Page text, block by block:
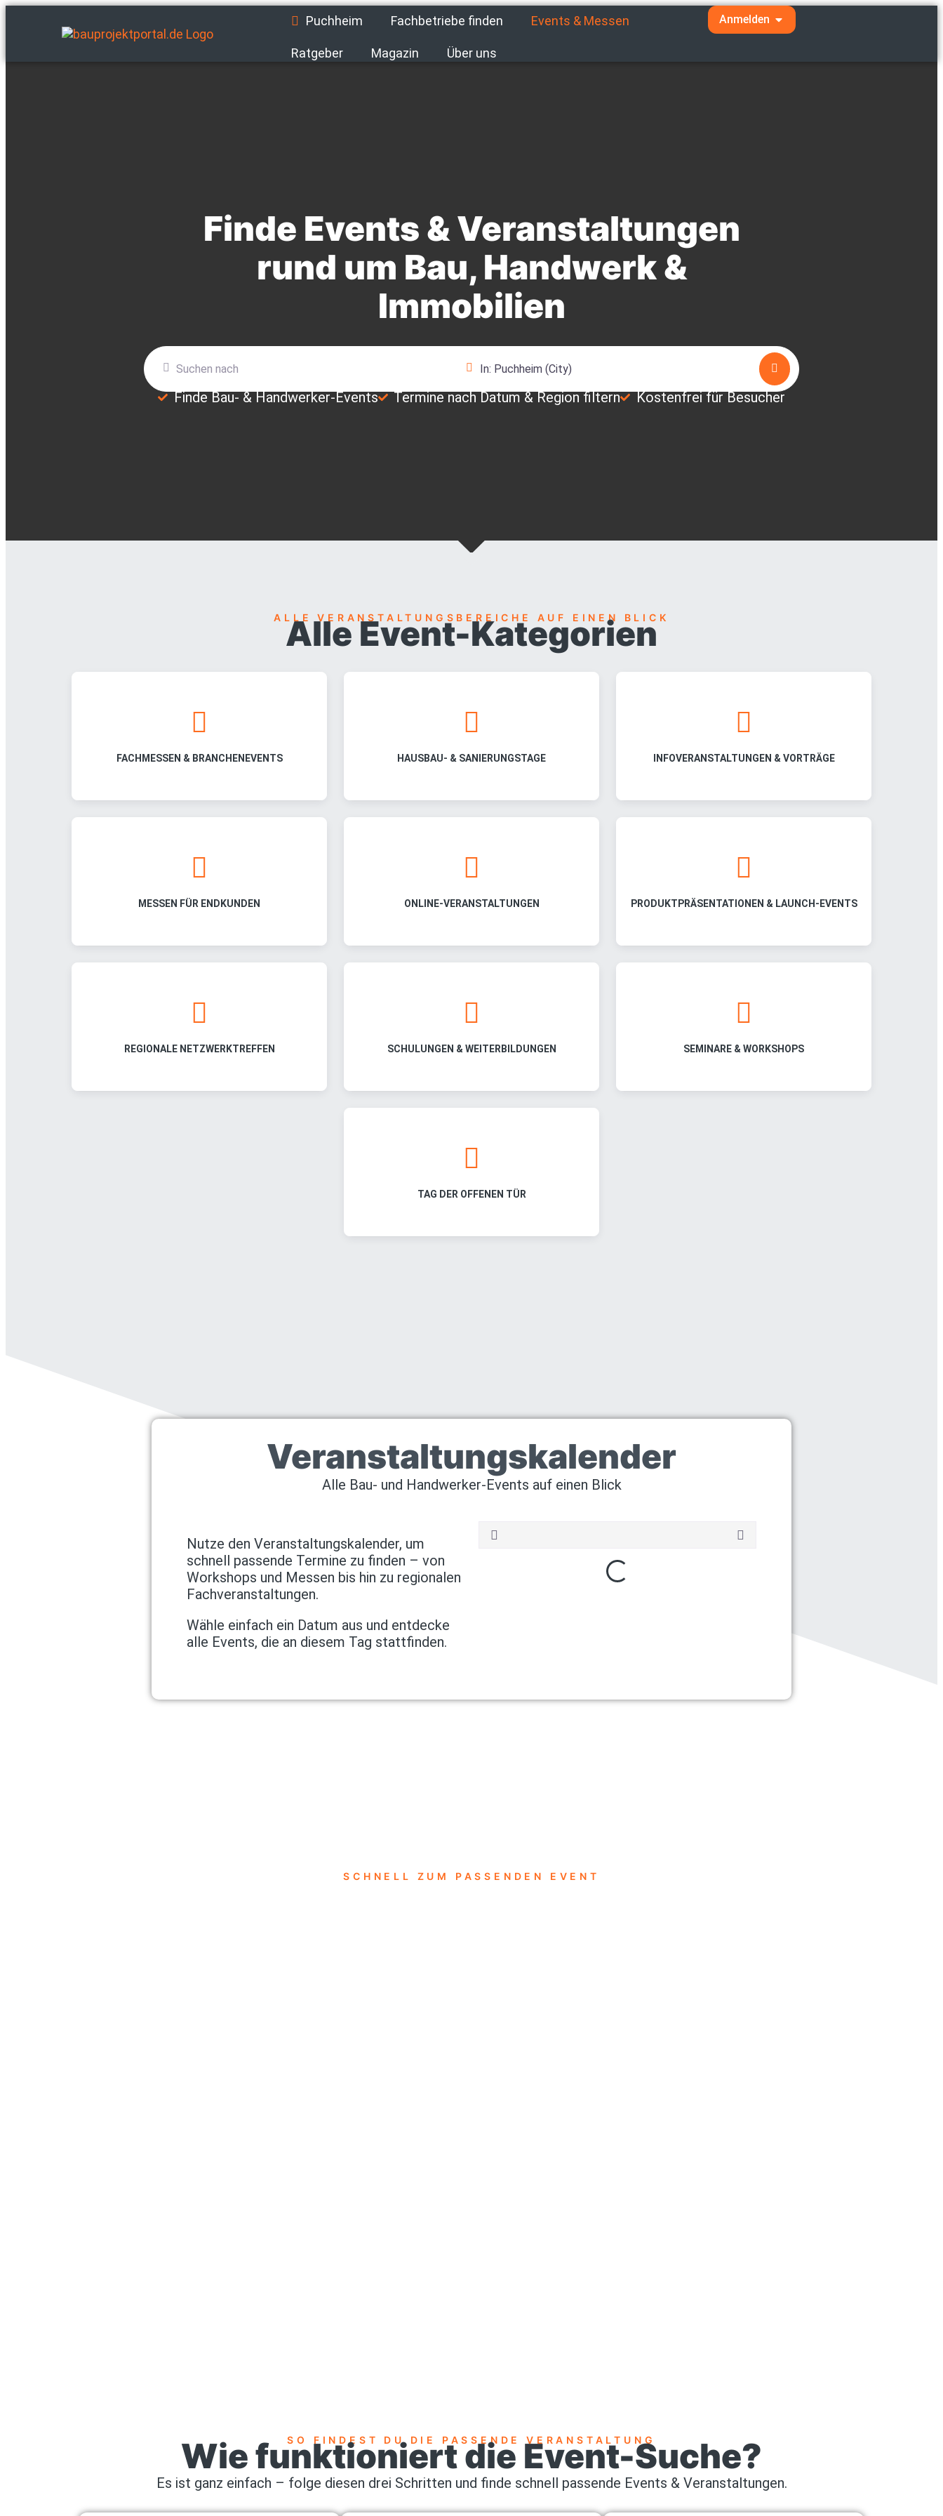
Puchheim Fachbetriebe finden Events & Messen
Ratgeber Magazin Über uns
Anmelden
Finde Events & Veranstaltungen
rund um Bau, Handwerk &
Immobilien
Suchen
Finde Bau- & Handwerker-Events Termine nach Datum & Region filtern Kostenfrei für Besucher
ALLE VERANSTALTUNGSBEREICHE AUF EINEN BLICK
Alle Event-Kategorien
FACHMESSEN & BRANCHENEVENTS HAUSBAU- & SANIERUNGSTAGE INFOVERANSTALTUNGEN & VORTRÄGE
MESSEN FÜR ENDKUNDEN ONLINE-VERANSTALTUNGEN PRODUKTPRÄSENTATIONEN & LAUNCH-EVENTS
REGIONALE NETZWERKTREFFEN SCHULUNGEN & WEITERBILDUNGEN SEMINARE & WORKSHOPS
TAG DER OFFENEN TÜR
Veranstaltungskalender
Alle Bau- und Handwerker-Events auf einen Blick
Nutze den Veranstaltungskalender, um
schnell passende Termine zu finden – von
Workshops und Messen bis hin zu regionalen
Fachveranstaltungen.
Wähle einfach ein Datum aus und entdecke
alle Events, die an diesem Tag stattfinden.
Loading...
SCHNELL ZUM PASSENDEN EVENT
Warum du die Event-Suche
SO FINDEST DU DIE PASSENDE VERANSTALTUNG
Wie funktioniert die Event-Suche?
Es ist ganz einfach – folge diesen drei Schritten und finde schnell passende Events & Veranstaltungen.